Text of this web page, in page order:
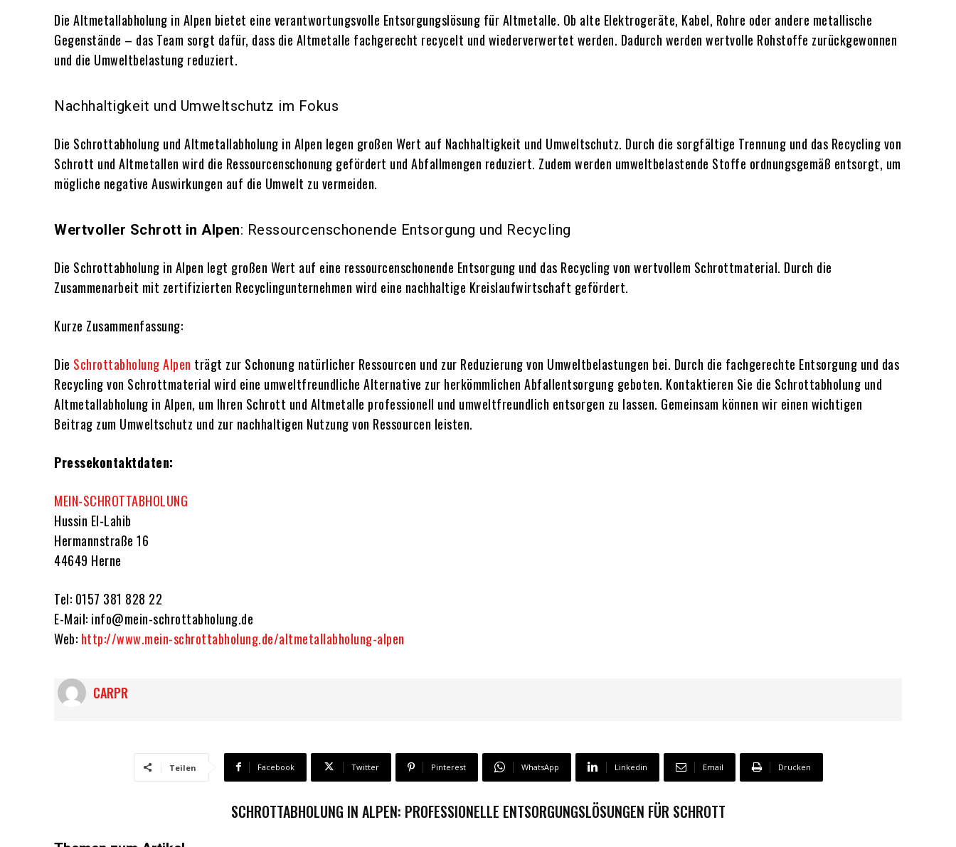
Die Altmetallabholung in Alpen bietet eine verantwortungsvolle Entsorgungslösung für Altmetalle. Ob alte Elektrogeräte, Kabel, Rohre oder andere metallische
Gegenstände – das Team sorgt dafür, dass die Altmetalle fachgerecht recycelt und wiederverwertet werden. Dadurch werden wertvolle Rohstoffe zurückgewonnen
und die Umweltbelastung reduziert.
Nachhaltigkeit und Umweltschutz im Fokus
Die Schrottabholung und Altmetallabholung in Alpen legen großen Wert auf Nachhaltigkeit und Umweltschutz. Durch die sorgfältige Trennung und das Recycling von
Schrott und Altmetallen wird die Ressourcenschonung gefördert und Abfallmengen reduziert. Zudem werden umweltbelastende Stoffe ordnungsgemäß entsorgt, um
mögliche negative Auswirkungen auf die Umwelt zu vermeiden.
Wertvoller Schrott in Alpen: Ressourcenschonende Entsorgung und Recycling
Die Schrottabholung in Alpen legt großen Wert auf eine ressourcenschonende Entsorgung und das Recycling von wertvollem Schrottmaterial. Durch die
Zusammenarbeit mit zertifizierten Recyclingunternehmen wird eine nachhaltige Kreislaufwirtschaft gefördert.
Kurze Zusammenfassung:
Die Schrottabholung Alpen trägt zur Schonung natürlicher Ressourcen und zur Reduzierung von Umweltbelastungen bei. Durch die fachgerechte Entsorgung und das
Recycling von Schrottmaterial wird eine umweltfreundliche Alternative zur herkömmlichen Abfallentsorgung geboten. Kontaktieren Sie die Schrottabholung und
Altmetallabholung in Alpen, um Ihren Schrott und Altmetalle professionell und umweltfreundlich entsorgen zu lassen. Gemeinsam können wir einen wichtigen
Beitrag zum Umweltschutz und zur nachhaltigen Nutzung von Ressourcen leisten.
Pressekontaktdaten:
MEIN-SCHROTTABHOLUNG
Hussin El-Lahib
Hermannstraße 16
44649 Herne
Tel: 0157 381 828 22
E-Mail: info@mein-schrottabholung.de
Web: http://www.mein-schrottabholung.de/altmetallabholung-alpen
CARPR
Teilen Facebook Twitter Pinterest WhatsApp Linkedin Email Drucken
SCHROTTABHOLUNG IN ALPEN: PROFESSIONELLE ENTSORGUNGSLÖSUNGEN FÜR SCHROTT